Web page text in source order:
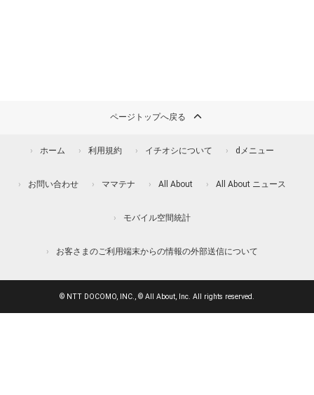
ページトップへ戻る
ホーム 利用規約 イチオシについて dメニュー
お問い合わせ ママテナ All About All About ニュース
モバイル空間統計
お客さまのご利用端末からの情報の外部送信について
© NTT DOCOMO, INC., © All About, Inc. All rights reserved.